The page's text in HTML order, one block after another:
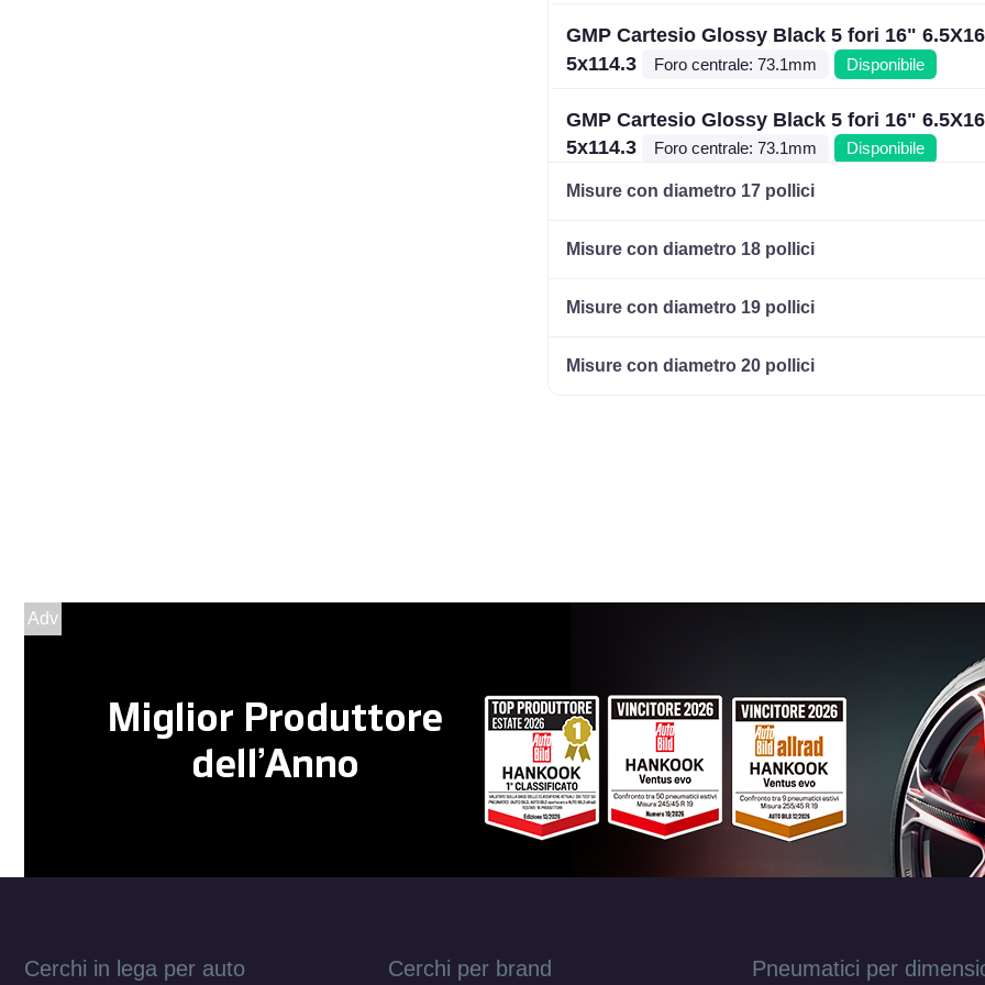
GMP Cartesio Glossy Black 5 fori 16"
5x114.3
Foro centrale: 73.1mm Disponibile
GMP Cartesio Glossy Black 5 fori 16"
5x114.3
Foro centrale: 73.1mm Disponibile
GMP Cartesio Glossy Black 4 fori 16" 6.5X16
4x98
Foro centrale: 58.1mm
GMP Cartesio Glossy Black 4 fori 16" 6.5X16
GMP Cartesio Black Diamond 5 fori 16"
5x114.3
Foro centrale: 73.1mm Disponibile
GMP Cartesio Black Diamond 5 fori 16"
5x108
Foro centrale: 73.1mm Disponibile
GMP Cartesio Black Diamond 5 fori 16"
GMP Cartesio Black Diamond 5 fori 16"
Misure con diametro 17 pollici
Misure con diametro 18 pollici
Misure con diametro 19 pollici
Misure con diametro 20 pollici
Adv
Cerchi in lega per auto Cerchi per brand Pneumatici per